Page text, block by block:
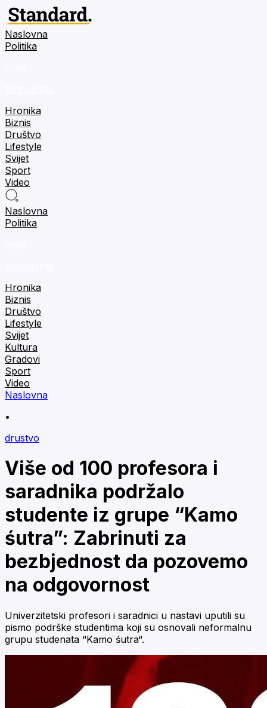
Naslovna
Politika
Hronika
Biznis
Društvo
Lifestyle
Svijet
Sport
Video
Naslovna
Politika
Hronika
Biznis
Društvo
Lifestyle
Svijet
Kultura
Gradovi
Sport
Video
Naslovna
•
drustvo
Više od 100 profesora i
saradnika podržalo
studente iz grupe “Kamo
śutra”: Zabrinuti za
bezbjednost da pozovemo
na odgovornost
Univerzitetski profesori i saradnici u nastavi uputili su
pismo podrške studentima koji su osnovali neformalnu
grupu studenata “Kamo śutra“.